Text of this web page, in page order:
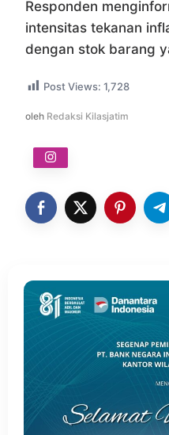
Responden
intensitas tekanan
dengan stok barang
Post Views: 1,728
oleh Redaksi Kilasjatim